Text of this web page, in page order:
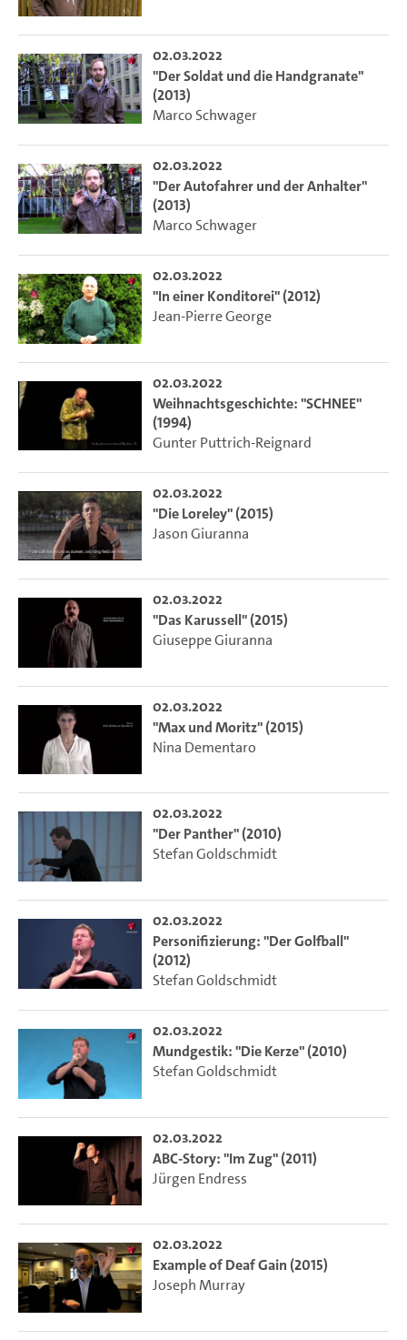
02.03.2022
"Der Soldat und die Handgranate"
(2013)
Marco Schwager
02.03.2022
"Der Autofahrer und der Anhalter"
(2013)
Marco Schwager
02.03.2022
"In einer Konditorei" (2012)
Jean-Pierre George
02.03.2022
Weihnachtsgeschichte: "SCHNEE"
(1994)
Gunter Puttrich-Reignard
02.03.2022
"Die Loreley" (2015)
Jason Giuranna
02.03.2022
"Das Karussell" (2015)
Giuseppe Giuranna
02.03.2022
"Max und Moritz" (2015)
Nina Dementaro
02.03.2022
"Der Panther" (2010)
Stefan Goldschmidt
02.03.2022
Personifizierung: "Der Golfball"
(2012)
Stefan Goldschmidt
02.03.2022
Mundgestik: "Die Kerze" (2010)
Stefan Goldschmidt
02.03.2022
ABC-Story: "Im Zug" (2011)
Jürgen Endress
02.03.2022
Example of Deaf Gain (2015)
Joseph Murray